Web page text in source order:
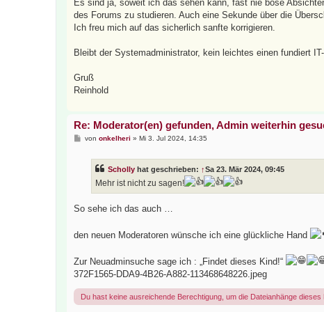
Es sind ja, soweit ich das sehen kann, fast nie böse
des Forums zu studieren. Auch eine Sekunde über die
Ich freu mich auf das sicherlich sanfte korrigieren.
Bleibt der Systemadministrator, kein leichtes einen fundiert
Gruß
Reinhold
Re: Moderator(en) gefunden, Admin weiterhin
Bvon onkelheri » Mi 3. Jul 2024, 14:35
Scholly hat geschrieben: ↑Sa 23. Mär 2024, 09:45
Mehr ist nicht zu sagen!
So sehe ich das auch …
den neuen Moderatoren wünsche ich eine glückliche Hand
Zur Neuadminsuche sage ich : „Findet dieses Kind!“
372F1565-DDA9-4B26-A882-113468648226.jpeg
Du hast keine ausreichende Berechtigung, um die Dateianhänge dieses